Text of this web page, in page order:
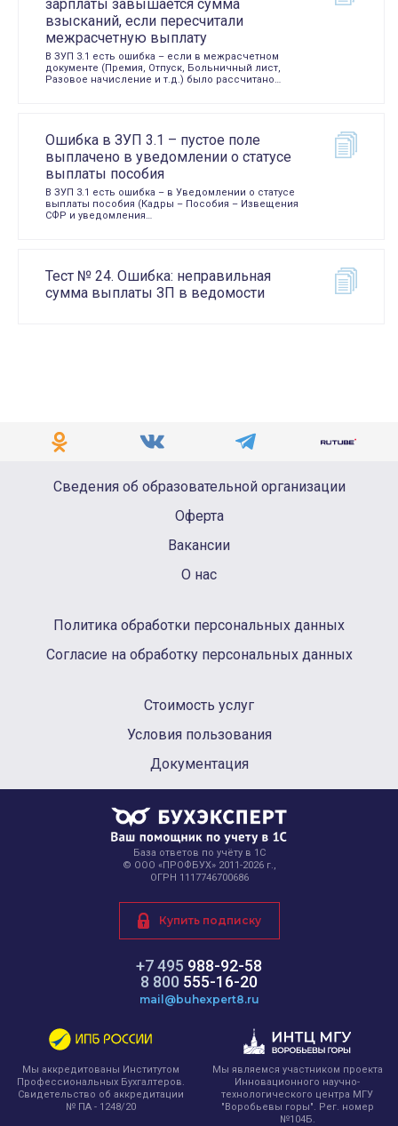
зарплаты завышается сумма
взысканий, если пересчитали
межрасчетную выплату
В ЗУП 3.1 есть ошибка – если в межрасчетном
документе (Премия, Отпуск, Больничный лист,
Разовое начисление и т.д.) было рассчитано…
Ошибка в ЗУП 3.1 – пустое поле
выплачено в уведомлении о статусе
выплаты пособия
В ЗУП 3.1 есть ошибка – в Уведомлении о статусе
выплаты пособия (Кадры – Пособия – Извещения
СФР и уведомления…
Тест № 24. Ошибка: неправильная
сумма выплаты ЗП в ведомости
Сведения об образовательной организации
Оферта
Вакансии
О нас
Политика обработки персональных данных
Согласие на обработку персональных данных
Стоимость услуг
Условия пользования
Документация
База ответов по учёту в 1С
© ООО «ПРОФБУХ» 2011-2026 г.,
ОГРН 1117746700686
+7 495 988-92-58
8 800 555-16-20
mail@buhexpert8.ru
Купить подписку
Мы аккредитованы Институтом
Профессиональных Бухгалтеров.
Свидетельство об аккредитации
№ ПА - 1248/20
Мы являемся участником проекта
Инновационного научно-
технологического центра МГУ
"Воробьевы горы". Рег. номер
№104Б.